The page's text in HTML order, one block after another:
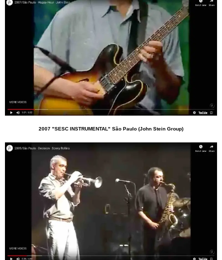
2007 "SESC INSTRUMENTAL" São Paulo (John Stein Group)